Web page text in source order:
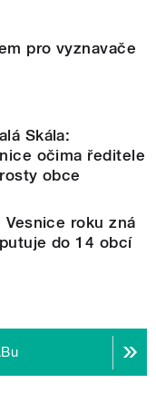
pro vyznavače
Skála:
očima ředitele
obce
roku zná
do 14 obcí